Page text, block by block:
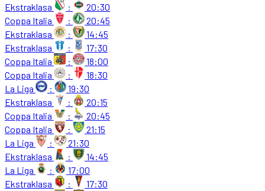
Ekstraklasa
:
20:30
Coppa Italia
:
20:45
Ekstraklasa
:
14:45
Ekstraklasa
:
17:30
Coppa Italia
:
18:00
Coppa Italia
:
18:30
La Liga
:
19:30
Ekstraklasa
:
20:15
Coppa Italia
:
20:45
Coppa Italia
:
21:15
La Liga
:
21:30
Ekstraklasa
:
14:45
La Liga
:
17:00
Ekstraklasa
:
17:30